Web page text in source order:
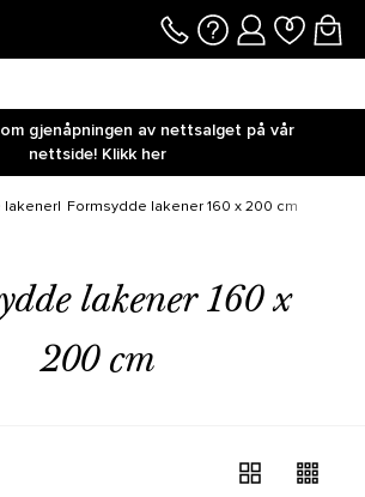
gjenåpningen av nettsalget på vår
nettside! Klikk her
lakener Formsydde lakener 160 x 200 cm
lakener 160 x
200 cm